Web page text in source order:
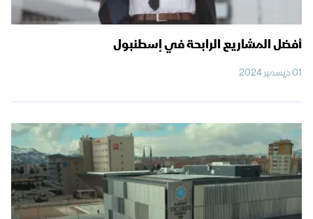
أفضل المشاريع الرابحة في إسطنبول
01 ديسمبر 2024